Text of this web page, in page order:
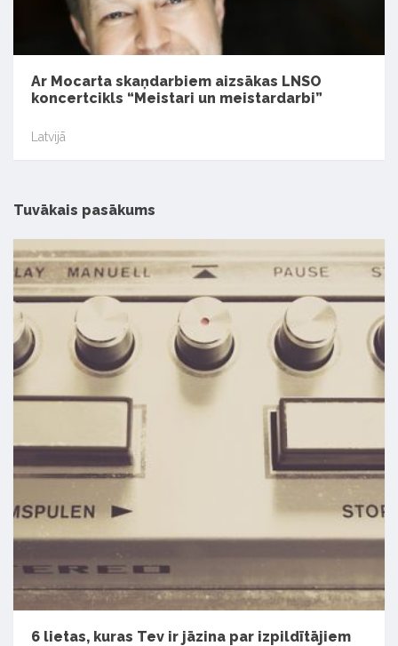
Ar Mocarta skaņdarbiem aizsākas LNSO
koncertcikls “Meistari un meistardarbi”
Latvijā
Tuvākais pasākums
6 lietas, kuras Tev ir jāzina par izpildītājiem